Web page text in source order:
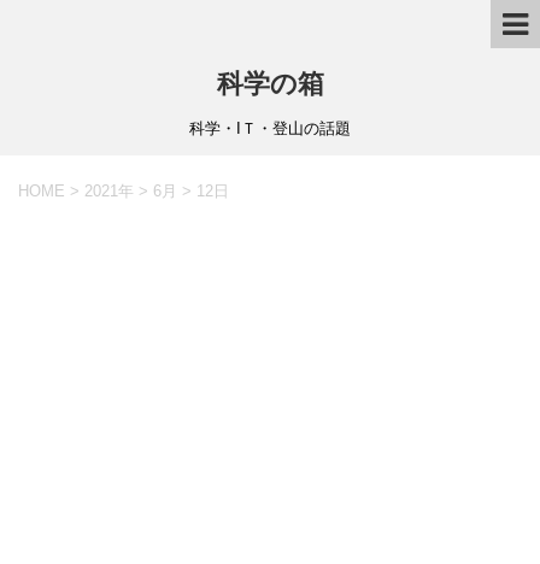
科学の箱
科学・IＴ・登山の話題
HOME > 2021年 > 6月 > 12日